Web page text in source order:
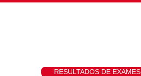
RESULTADOS DE EXAMES